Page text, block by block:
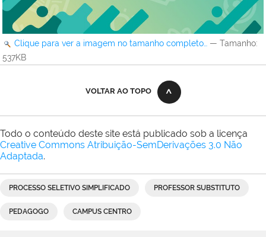
Clique para ver a imagem no tamanho completo… — Tamanho:
537KB
VOLTAR AO TOPO
Todo o conteúdo deste site está publicado sob a licença
Creative Commons Atribuição-SemDerivações 3.0 Não
Adaptada.
PROCESSO SELETIVO SIMPLIFICADO PROFESSOR SUBSTITUTO
PEDAGOGO CAMPUS CENTRO